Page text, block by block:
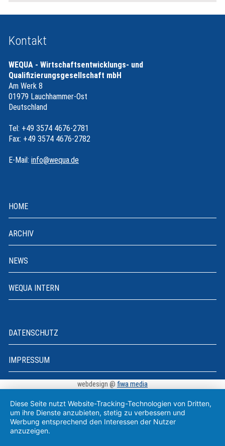
Kontakt
WEQUA - Wirtschaftsentwicklungs- und
Qualifizierungsgesellschaft mbH
Am Werk 8
01979 Lauchhammer-Ost
Deutschland
Tel: +49 3574 4676-2781
Fax: +49 3574 4676-2782
E-Mail: info@wequa.de
HOME
ARCHIV
NEWS
WEQUA INTERN
DATENSCHUTZ
IMPRESSUM
webdesign @ fiwa media
Diese Seite nutzt Website-Tracking-Technologien von Dritten,
um ihre Dienste anzubieten, stetig zu verbessern und
Werbung entsprechend den Interessen der Nutzer
anzuzeigen.